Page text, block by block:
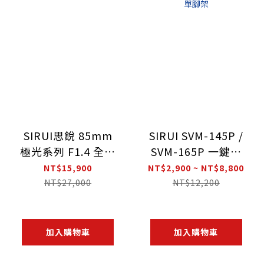
SIRUI思銳 85mm
極光系列 F1.4 全片
幅自動對焦鏡頭
NT$15,900
NT$27,000
加入購物車
SIRUI SVM-145P /
SVM-165P 一鍵升
降+踏板 碳纖維單
腳架
NT$2,900 ~ NT$8,800
NT$12,200
加入購物車